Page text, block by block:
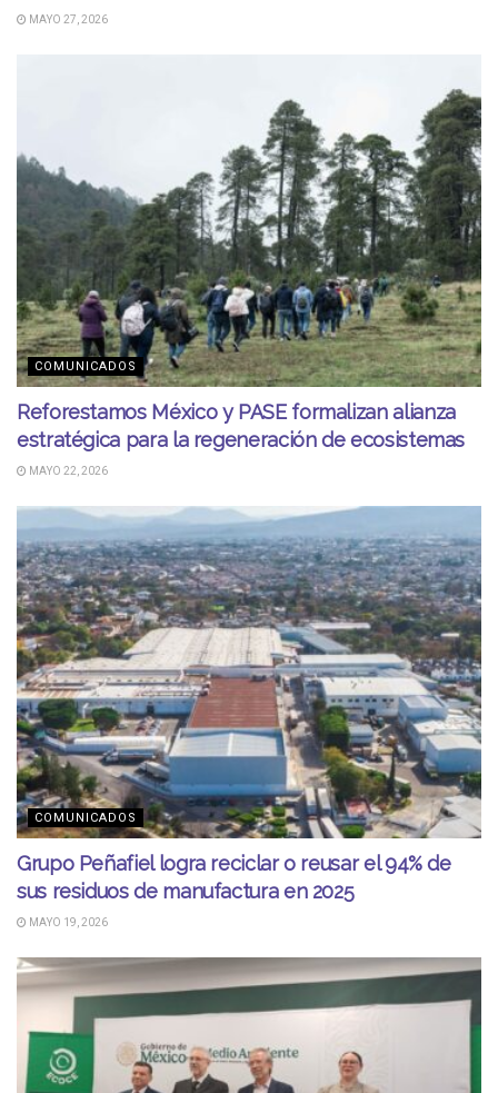
MAYO 27, 2026
COMUNICADOS
Reforestamos México y PASE formalizan alianza
estratégica para la regeneración de ecosistemas
MAYO 22, 2026
COMUNICADOS
Grupo Peñafiel logra reciclar o reusar el 94% de
sus residuos de manufactura en 2025
MAYO 19, 2026